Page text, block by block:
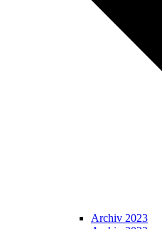
Archiv 2023